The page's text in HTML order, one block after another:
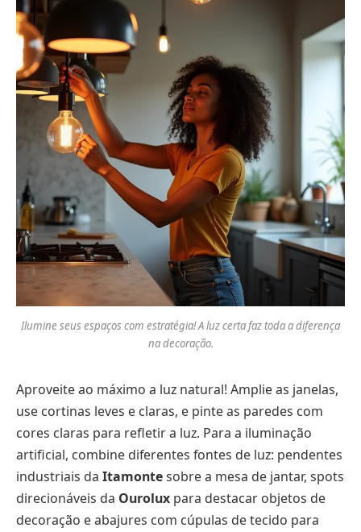
Ilumine seus espaços com estratégia! A luz certa faz toda a diferença
na decoração.
Aproveite ao máximo a luz natural! Amplie as janelas,
use cortinas leves e claras, e pinte as paredes com
cores claras para refletir a luz. Para a iluminação
artificial, combine diferentes fontes de luz: pendentes
industriais da Itamontesobre a mesa de jantar, spots
direcionáveis da Ourolux para destacar objetos de
decoração e abajures com cúpulas de tecido para